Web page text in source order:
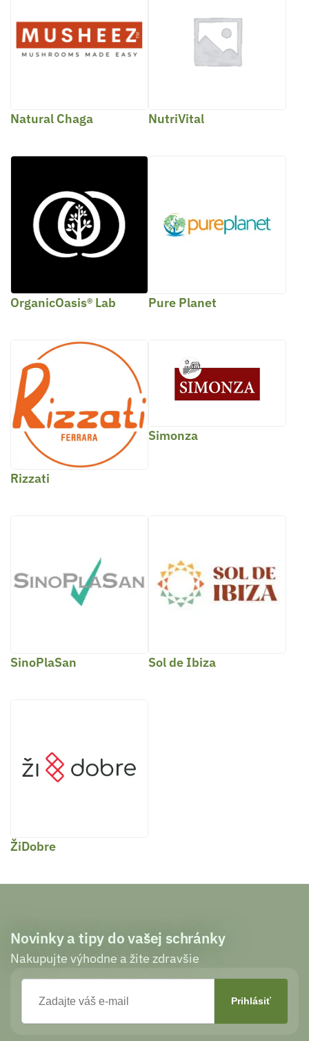
Natural Chaga NutriVital
OrganicOasis® Lab Pure Planet
Rizzati
Simonza
SinoPlaSan Sol de Ibiza
ŽiDobre
Novinky a tipy do vašej schránky
Nakupujte výhodne a žite zdravšie